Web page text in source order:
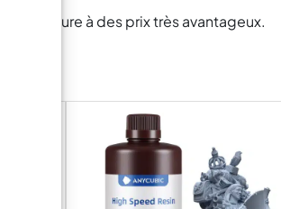
à des prix très avantageux.